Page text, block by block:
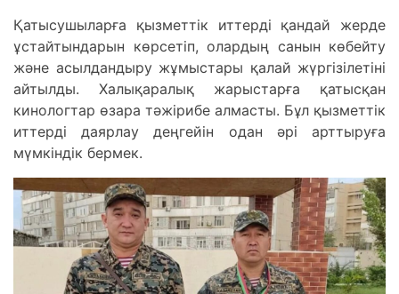
Қатысушыларға қызметтік иттерді қандай жерде
ұстайтындарын көрсетіп, олардың санын көбейту
және асылдандыру жұмыстары қалай жүргізілетіні
айтылды. Халықаралық жарыстарға қатысқан
кинологтар өзара тәжірибе алмасты. Бұл қызметтік
иттерді даярлау деңгейін одан әрі арттыруға
мүмкіндік бермек.